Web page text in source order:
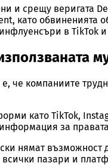
и срещу веригата
като обвиненията
в TikTok
компаниите
като TikTok,
за правата
нямат
пазари и
Обещаваме да